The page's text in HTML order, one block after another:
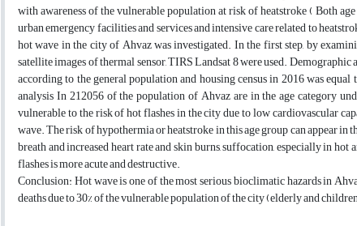
with awareness of the vulnerable population at risk of heatstroke ( Both
urban emergency facilities and services and intensive care related to
hot wave in the city of Ahvaz was investigated. In the first step, by
satellite images of thermal sensor, TIRS Landsat 8 were used.
according to the general population and housing census in 2016 was
analysis In 212056 of the population of Ahvaz are in the age category
vulnerable to the risk of hot flashes in the city due to low cardiovascular
wave. The risk of hypothermia or heatstroke in this age group can appear
breath and increased heart rate and skin burns, suffocation, especially in
flashes is more acute and destructive.
Conclusion: Hot wave is one of the most serious bioclimatic hazards in
deaths due to 30% of the vulnerable population of the city (elderly and